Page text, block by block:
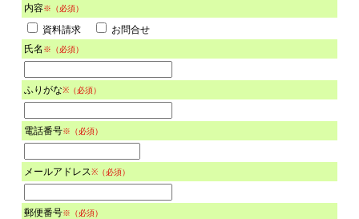
内容※（必須）
資料請求
お問合せ
氏名 ※（必須）
ふりがな※（必須）
電話番号※（必須）
メールアドレス※（必須）
郵便番号※（必須）